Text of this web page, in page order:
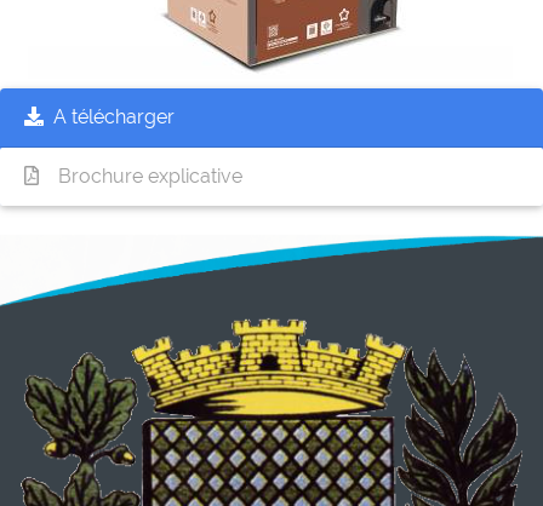
A télécharger
Brochure explicative